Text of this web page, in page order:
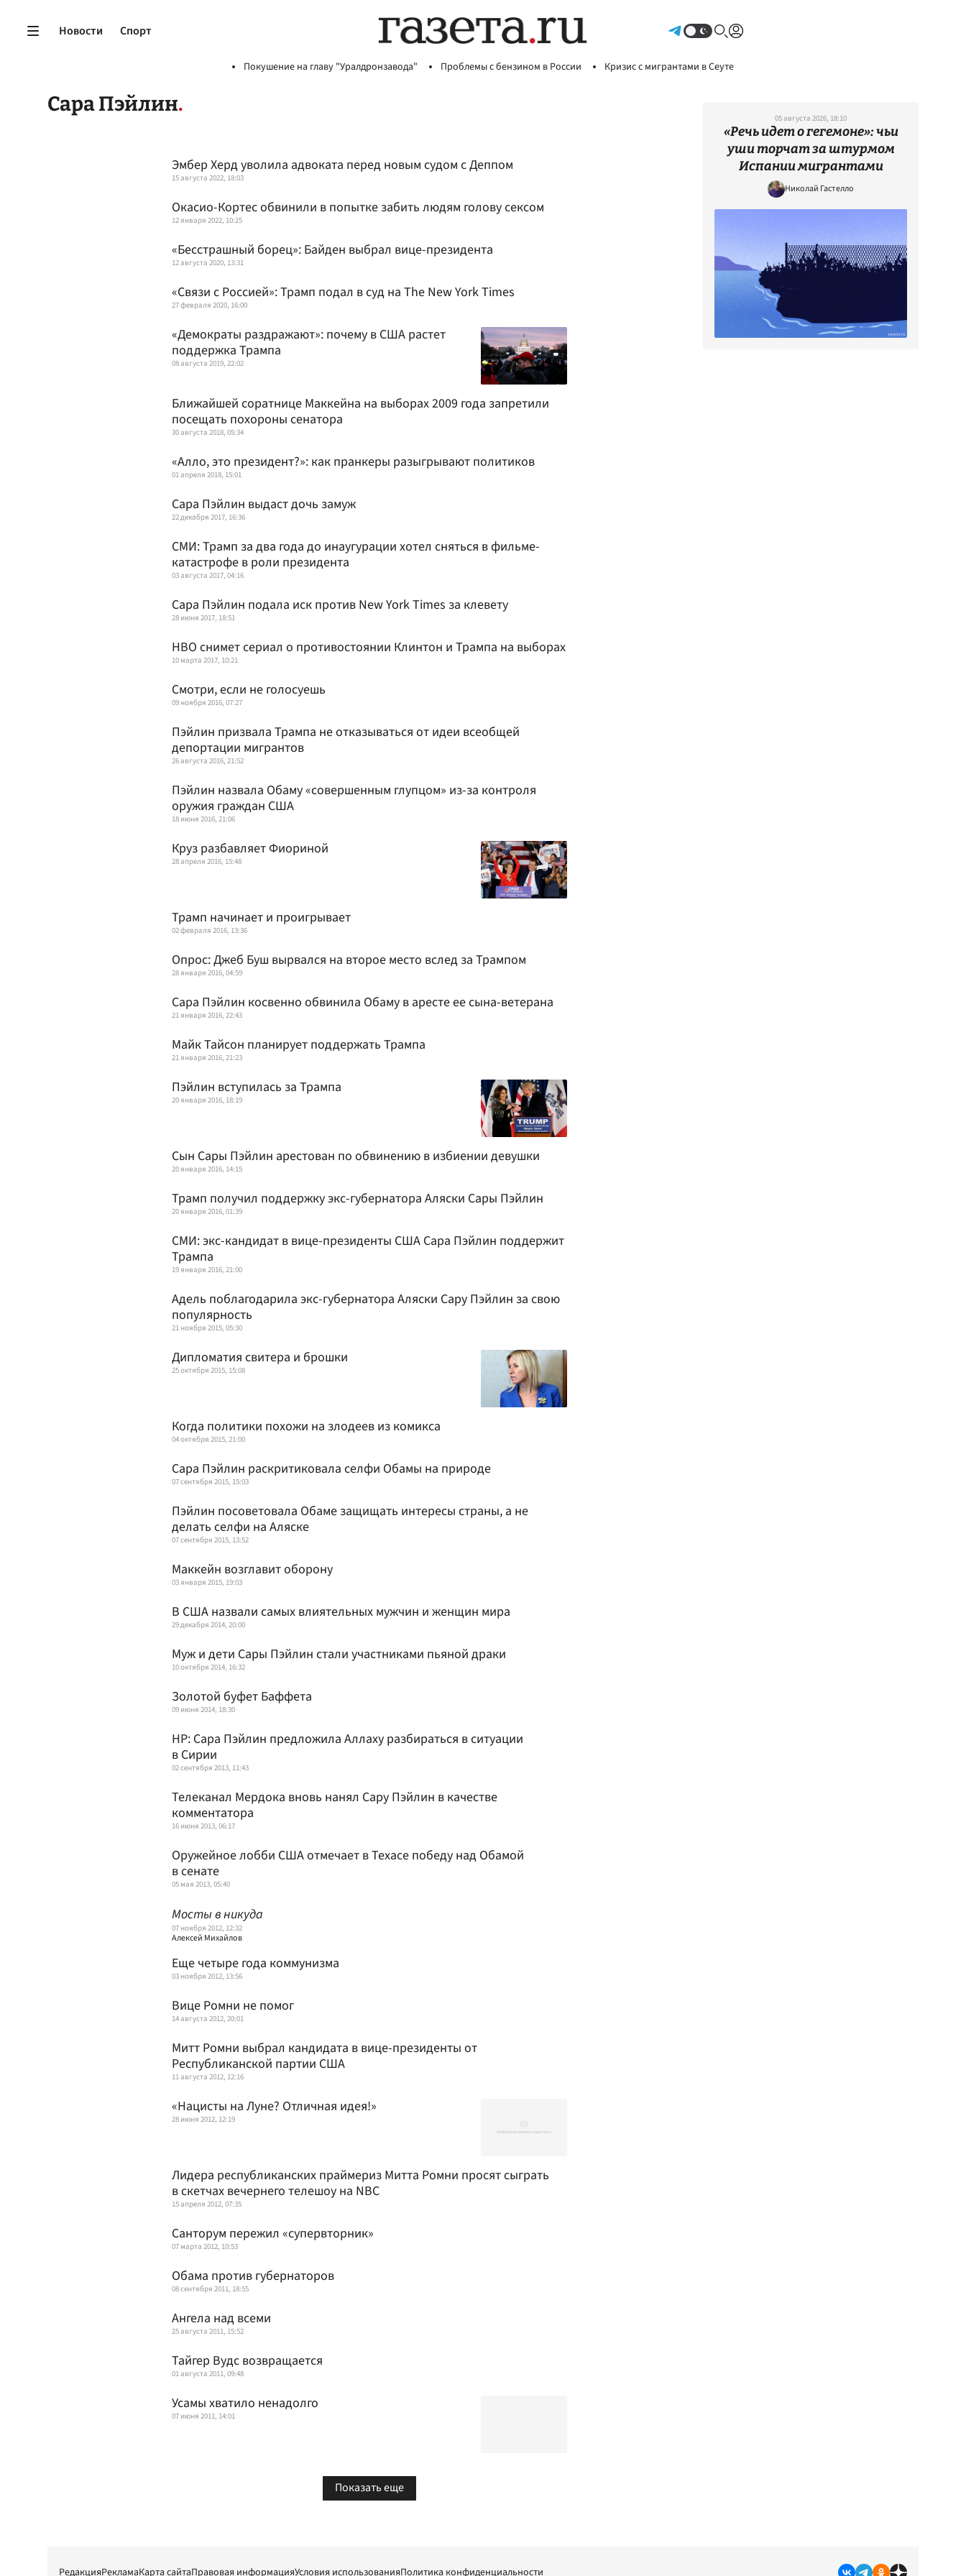
Новости Спорт
Покушение на главу "Уралдронзавода" Проблемы с бензином в России Кризис с мигрантами в Сеуте
Сара Пэйлин
Эмбер Херд уволила адвоката перед новым судом с Деппом
15 августа 2022, 18:03
Окасио-Кортеc обвинили в попытке забить людям голову сексом
12 января 2022, 10:25
«Бесстрашный борец»: Байден выбрал вице-президента
12 августа 2020, 13:31
«Связи с Россией»: Трамп подал в суд на The New York Times
27 февраля 2020, 16:00
«Демократы раздражают»: почему в США растет
поддержка Трампа
08 августа 2019, 22:02
Ближайшей соратнице Маккейна на выборах 2009 года запретили
посещать похороны сенатора
30 августа 2018, 05:34
«Алло, это президент?»: как пранкеры разыгрывают политиков
01 апреля 2018, 15:01
Сара Пэйлин выдаст дочь замуж
22 декабря 2017, 16:36
СМИ: Трамп за два года до инаугурации хотел сняться в фильме-
катастрофе в роли президента
03 августа 2017, 04:16
Сара Пэйлин подала иск против New York Times за клевету
28 июня 2017, 18:51
HBO снимет сериал о противостоянии Клинтон и Трампа на выборах
10 марта 2017, 10:21
Смотри, если не голосуешь
09 ноября 2016, 07:27
Пэйлин призвала Трампа не отказываться от идеи всеобщей
депортации мигрантов
26 августа 2016, 21:52
Пэйлин назвала Обаму «совершенным глупцом» из-за контроля
оружия граждан США
18 июня 2016, 21:06
Круз разбавляет Фиориной
28 апреля 2016, 15:48
Трамп начинает и проигрывает
02 февраля 2016, 13:36
Опрос: Джеб Буш вырвался на второе место вслед за Трампом
28 января 2016, 04:59
Сара Пэйлин косвенно обвинила Обаму в аресте ее сына-ветерана
21 января 2016, 22:43
Майк Тайсон планирует поддержать Трампа
21 января 2016, 21:23
Пэйлин вступилась за Трампа
20 января 2016, 18:19
Сын Сары Пэйлин арестован по обвинению в избиении девушки
20 января 2016, 14:15
Трамп получил поддержку экс-губернатора Аляски Сары Пэйлин
20 января 2016, 01:39
СМИ: экс-кандидат в вице-президенты США Сара Пэйлин поддержит
Трампа
19 января 2016, 21:00
Адель поблагодарила экс-губернатора Аляски Сару Пэйлин за свою
популярность
21 ноября 2015, 05:30
Дипломатия свитера и брошки
25 октября 2015, 15:08
Когда политики похожи на злодеев из комикса
04 октября 2015, 21:00
Сара Пэйлин раскритиковала селфи Обамы на природе
07 сентября 2015, 15:03
Пэйлин посоветовала Обаме защищать интересы страны, а не
делать селфи на Аляске
07 сентября 2015, 13:52
Маккейн возглавит оборону
03 января 2015, 19:03
В США назвали самых влиятельных мужчин и женщин мира
29 декабря 2014, 20:00
Муж и дети Сары Пэйлин стали участниками пьяной драки
10 октября 2014, 16:32
Золотой буфет Баффета
09 июня 2014, 18:30
HP: Сара Пэйлин предложила Аллаху разбираться в ситуации
в Сирии
02 сентября 2013, 11:43
Телеканал Мердока вновь нанял Сару Пэйлин в качестве
комментатора
16 июня 2013, 06:17
Оружейное лобби США отмечает в Техасе победу над Обамой
в сенате
05 мая 2013, 05:40
Мосты в никуда
07 ноября 2012, 12:32
Алексей Михайлов
Еще четыре года коммунизма
03 ноября 2012, 13:56
Вице Ромни не помог
14 августа 2012, 20:01
Митт Ромни выбрал кандидата в вице-президенты от
Республиканской партии США
11 августа 2012, 12:16
«Нацисты на Луне? Отличная идея!»
28 июня 2012, 12:19
Лидера республиканских праймериз Митта Ромни просят сыграть
в скетчах вечернего телешоу на NBC
15 апреля 2012, 07:35
Санторум пережил «супервторник»
07 марта 2012, 10:53
Обама против губернаторов
08 сентября 2011, 18:55
Ангела над всеми
25 августа 2011, 15:52
Тайгер Вудс возвращается
01 августа 2011, 09:48
Усамы хватило ненадолго
07 июня 2011, 14:01
Показать еще
05 августа 2026, 18:10
«Речь идет о гегемоне»: чьи
уши торчат за штурмом
Испании мигрантами
Николай Гастелло
РедакцияРекламаКарта сайтаПравовая информацияУсловия использованияПолитика конфиденциальности